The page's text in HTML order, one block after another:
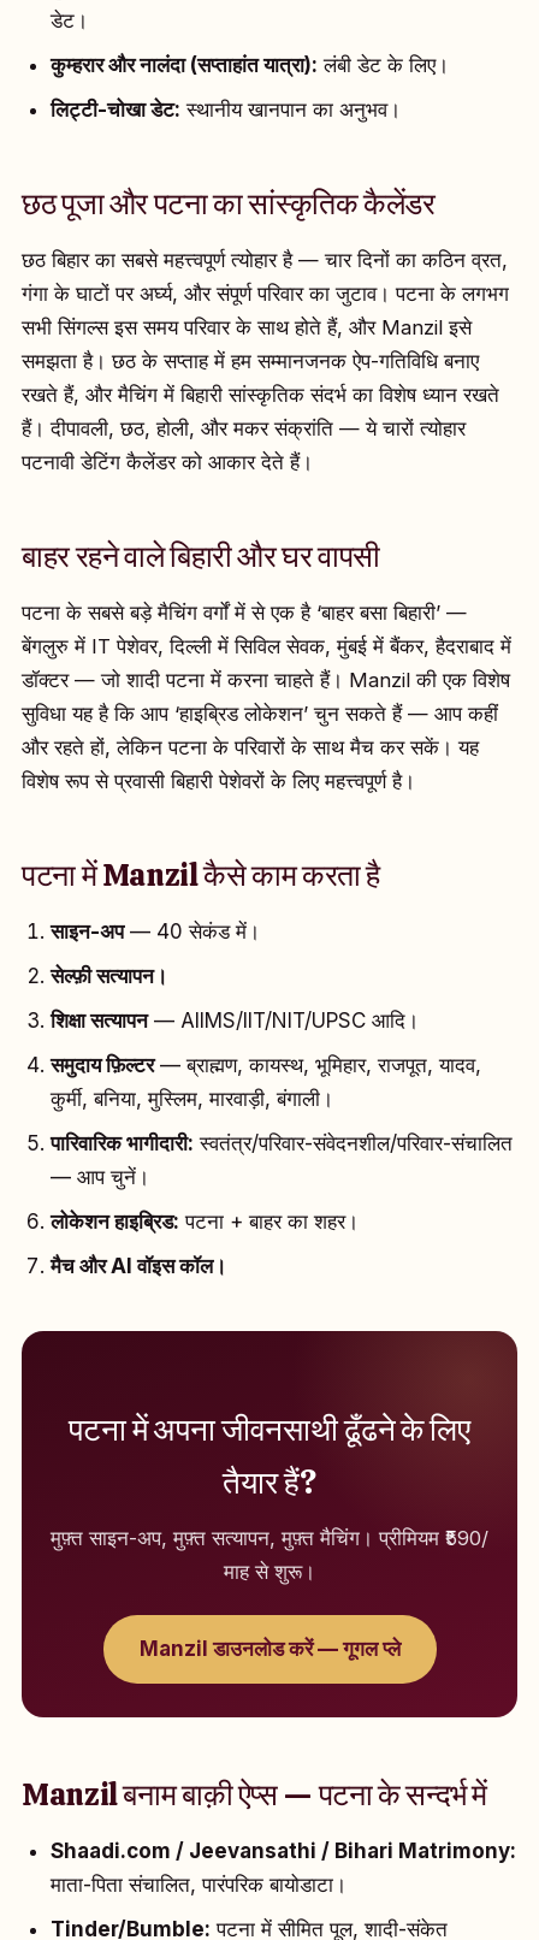
डेट।
कुम्हरार और नालंदा (सप्ताहांत यात्रा): लंबी डेट के लिए।
लिट्टी-चोखा डेट: स्थानीय खानपान का अनुभव।
छठ पूजा और पटना का सांस्कृतिक कैलेंडर
छठ बिहार का सबसे महत्त्वपूर्ण त्योहार है — चार दिनों का कठिन व्रत,
गंगा के घाटों पर अर्घ्य, और संपूर्ण परिवार का जुटाव। पटना के लगभग
सभी सिंगल्स इस समय परिवार के साथ होते हैं, और Manzil इसे
समझता है। छठ के सप्ताह में हम सम्मानजनक ऐप-गतिविधि बनाए
रखते हैं, और मैचिंग में बिहारी सांस्कृतिक संदर्भ का विशेष ध्यान रखते
हैं। दीपावली, छठ, होली, और मकर संक्रांति — ये चारों त्योहार
पटनावी डेटिंग कैलेंडर को आकार देते हैं।
बाहर रहने वाले बिहारी और घर वापसी
पटना के सबसे बड़े मैचिंग वर्गों में से एक है ‘बाहर बसा बिहारी’ —
बेंगलुरु में IT पेशेवर, दिल्ली में सिविल सेवक, मुंबई में बैंकर, हैदराबाद में
डॉक्टर — जो शादी पटना में करना चाहते हैं। Manzil की एक विशेष
सुविधा यह है कि आप ‘हाइब्रिड लोकेशन’ चुन सकते हैं — आप कहीं
और रहते हों, लेकिन पटना के परिवारों के साथ मैच कर सकें। यह
विशेष रूप से प्रवासी बिहारी पेशेवरों के लिए महत्त्वपूर्ण है।
पटना में Manzil कैसे काम करता है
साइन-अप— 40 सेकंड में।
सेल्फ़ी सत्यापन।
शिक्षा सत्यापन— AIIMS/IIT/NIT/UPSC आदि।
समुदाय फ़िल्टर— ब्राह्मण, कायस्थ, भूमिहार, राजपूत, यादव,
कुर्मी, बनिया, मुस्लिम, मारवाड़ी, बंगाली।
पारिवारिक भागीदारी: स्वतंत्र/परिवार-संवेदनशील/परिवार-संचालित
— आप चुनें।
लोकेशन हाइब्रिड: पटना + बाहर का शहर।
मैच और AI वॉइस कॉल।
पटना में अपना जीवनसाथी ढूँढने के लिए
तैयार हैं?
मुफ़्त साइन-अप, मुफ़्त सत्यापन, मुफ़्त मैचिंग। प्रीमियम ₹590/
माह से शुरू।
Manzil डाउनलोड करें — गूगल प्ले
Manzil बनाम बाक़ी ऐप्स — पटना के सन्दर्भ में
Shaadi.com / Jeevansathi / Bihari Matrimony:
माता-पिता संचालित, पारंपरिक बायोडाटा।
Tinder/Bumble: पटना में सीमित पूल, शादी-संकेत